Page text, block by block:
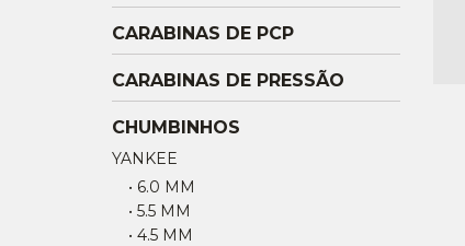
CARABINAS DE PCP
CARABINAS DE PRESSÃO
CHUMBINHOS
YANKEE
• 6.0 MM
• 5.5 MM
• 4.5 MM